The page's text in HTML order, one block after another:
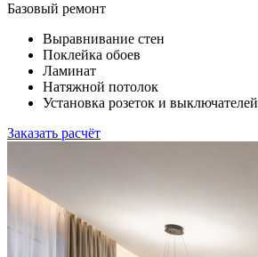
Базовый ремонт
Выравнивание стен
Поклейка обоев
Ламинат
Натяжной потолок
Установка розеток и выключателей
Заказать расчёт